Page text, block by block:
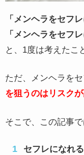
「メンヘラをセフ
「メンヘラをセフ
と、1度は考えたこ
ただ、メンヘラを
を狙うのはリスク
そこで、この記事
セフレになれ